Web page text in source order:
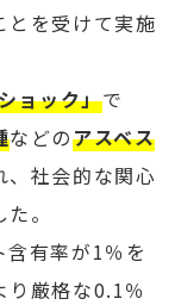
とを受けて実施
ョック」で
などのアスベス
、社会的な関心
。
有率が1％を
り厳格な0.1％